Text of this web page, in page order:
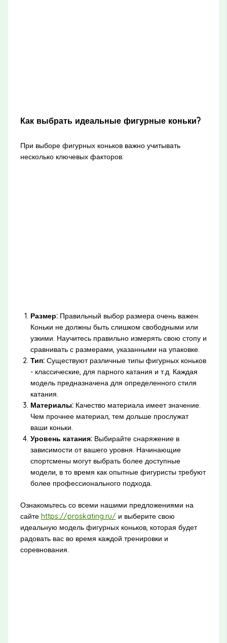
Как выбрать идеальные фигурные коньки?
При выборе фигурных коньков важно учитывать
несколько ключевых факторов:
Размер:Правильный выбор размера очень важен.
Коньки не должны быть слишком свободными или
узкими. Научитесь правильно измерять свою стопу и
сравнивать с размерами, указанными на упаковке.
Тип: Существуют различные типы фигурных коньков
- классические, для парного катания и т.д. Каждая
модель предназначена для определенного стиля
катания.
Материалы:Качество материала имеет значение.
Чем прочнее материал, тем дольше прослужат
ваши коньки.
Уровень катания:Выбирайте снаряжение в
зависимости от вашего уровня. Начинающие
спортсмены могут выбрать более доступные
модели, в то время как опытные фигуристы требуют
более профессионального подхода.
Ознакомьтесь со всеми нашими предложениями на
сайте https://proskating.ru/и выберите свою
идеальную модель фигурных коньков, которая будет
радовать вас во время каждой тренировки и
соревнования.